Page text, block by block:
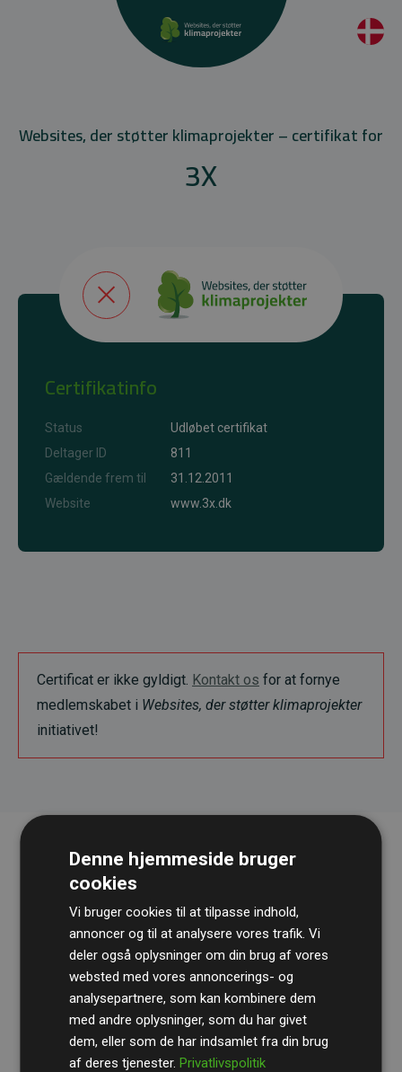
Websites, der støtter klimaprojekter – certifikat for
3X
Certifikatinfo
Status
Udløbet certifikat
Deltager ID
811
Gældende frem til
31.12.2011
Website
www.3x.dk
Certificat er ikke gyldigt. Kontakt os for at fornye
medlemskabet i Websites, der støtter klimaprojekter
initiativet!
RevisionshusetBDOgennemgår løbende vores
beregninger og metode for at sikre gennemsigtighed
og pålidelighed.
Deres revision dokumenterer, at vores investeringer i
Denne hjemmeside bruger
cookies
Vi bruger cookies til at tilpasse indhold,
annoncer og til at analysere vores trafik. Vi
deler også oplysninger om din brug af vores
websted med vores annoncerings- og
analysepartnere, som kan kombinere dem
med andre oplysninger, som du har givet
dem, eller som de har indsamlet fra din brug
af deres tjenester.Privatlivspolitik